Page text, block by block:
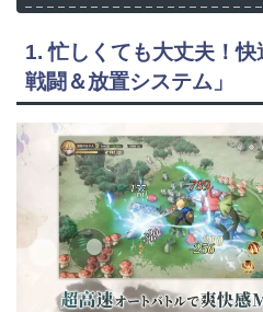
1. 忙しくても大丈夫！
戦闘＆放置システム」